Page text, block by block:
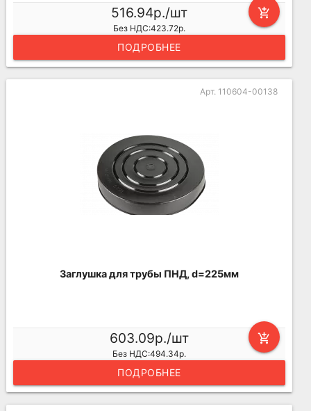
add_shopping_cart
516.94р./шт
Без НДС:423.72р.
ПОДРОБНЕЕ
Арт. 110604-00138
Заглушка для трубы ПНД, d=225мм
add_shopping_cart
603.09р./шт
Без НДС:494.34р.
ПОДРОБНЕЕ